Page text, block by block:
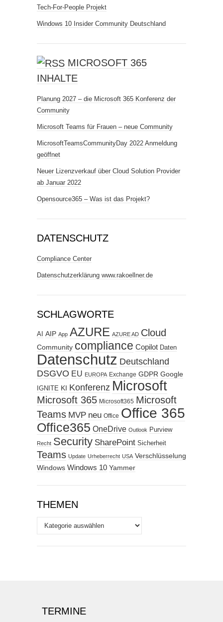
Tech-For-People Projekt
Windows 10 Insider Community Deutschland
MICROSOFT 365
INHALTE
Planung 2027 – die Microsoft 365 Konferenz der
Community
Microsoft Teams für Frauen – neue Community
MicrosoftTeamsCommunityDay 2022 Anmeldung
geöffnet
Neuer Lizenzverkauf über Cloud Solution Provider
ab Januar 2022
Opensource365 – Was ist das Projekt?
DATENSCHUTZ
Compliance Center
Datenschutzerklärung www.rakoellner.de
SCHLAGWORTE
AI AIP App AZURE AZURE AD Cloud
Community compliance Copilot Daten
Datenschutz Deutschland
DSGVO EU EUROPA Exchange GDPR Google
IGNITE KI Konferenz Microsoft
Microsoft 365 Microsoft365 Microsoft
Teams MVP neu Office Office 365
Office365 OneDrive Outlook Purview
Recht Security SharePoint Sicherheit
Teams Update Urheberrecht USA Verschlüsselung
Windows Windows 10 Yammer
THEMEN
Themen
TERMINE